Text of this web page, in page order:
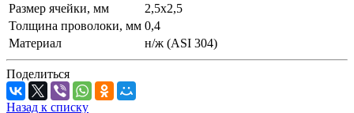
Размер ячейки, мм
2,5х2,5
Толщина проволоки, мм 0,4
Материал
н/ж (ASI 304)
Поделиться
Назад к списку